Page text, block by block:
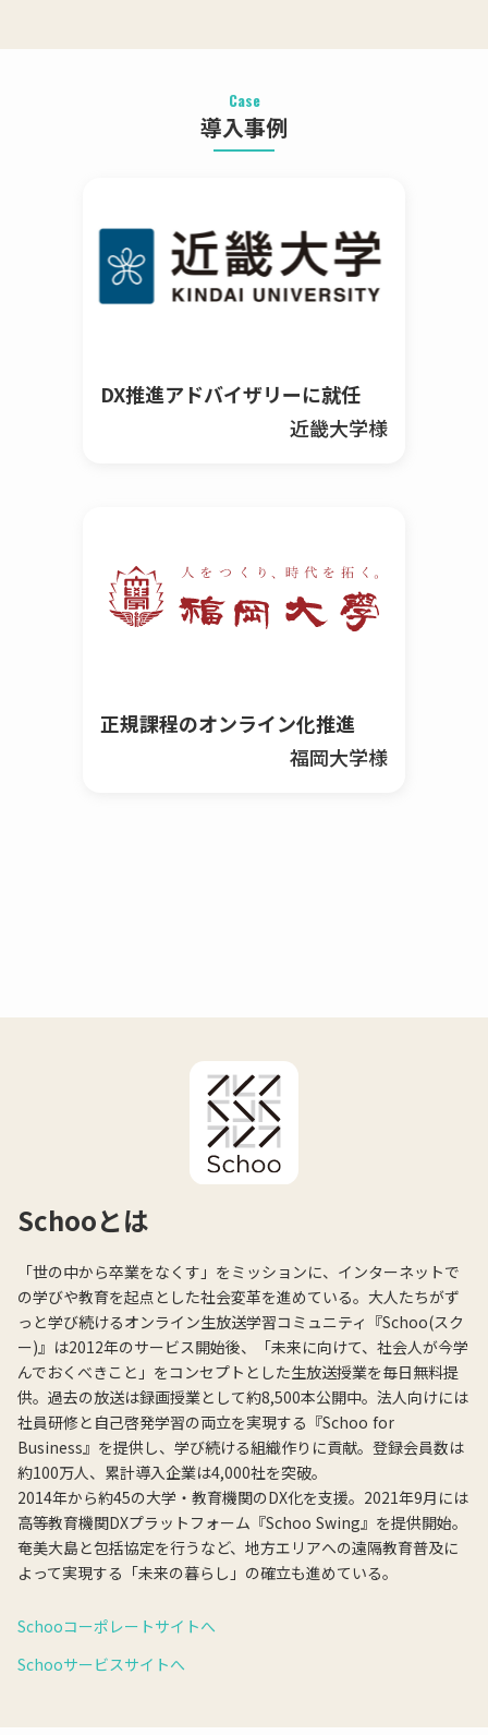
Case
導入事例
DX推進アドバイザリーに就任
近畿大学様
正規課程のオンライン化推進
福岡大学様
Schooとは
「世の中から卒業をなくす」をミッションに、インターネットで
の学びや教育を起点とした社会変革を進めている。大人たちがず
っと学び続けるオンライン生放送学習コミュニティ『Schoo(スク
ー)』は2012年のサービス開始後、「未来に向けて、社会人が今学
んでおくべきこと」をコンセプトとした生放送授業を毎日無料提
供。過去の放送は録画授業として約8,500本公開中。法人向けには
社員研修と自己啓発学習の両立を実現する『Schoo for
Business』を提供し、学び続ける組織作りに貢献。登録会員数は
約100万人、累計導入企業は4,000社を突破。
2014年から約45の大学・教育機関のDX化を支援。2021年9月には
高等教育機関DXプラットフォーム『Schoo Swing』を提供開始。
奄美大島と包括協定を行うなど、地方エリアへの遠隔教育普及に
よって実現する「未来の暮らし」の確立も進めている。
Schooコーポレートサイトへ
Schooサービスサイトへ